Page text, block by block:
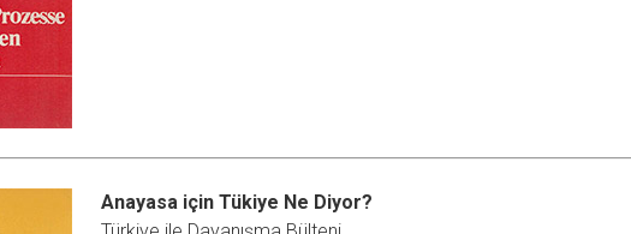
Anayasa için Tükiye Ne Diyor?